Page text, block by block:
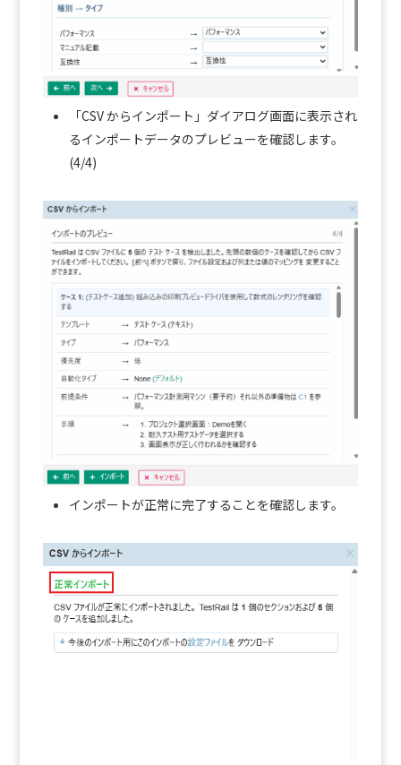
「CSV からインポート」ダイアログ画面に表示され
るインポートデータのプレビューを確認します。
(4/4)
インポートが正常に完了することを確認します。